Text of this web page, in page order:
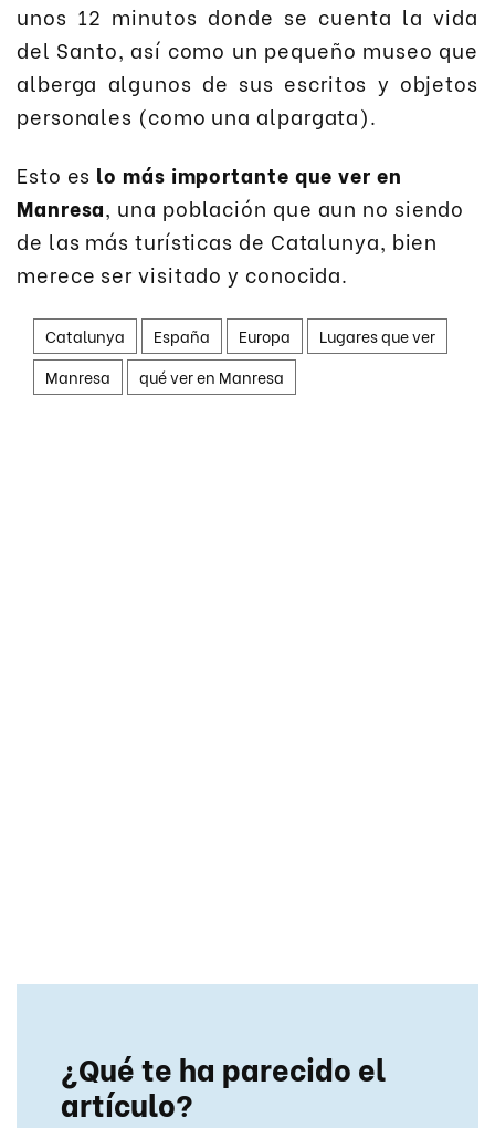
unos 12 minutos donde se cuenta la vida
del Santo, así como un pequeño museo que
alberga algunos de sus escritos y objetos
personales (como una alpargata).
Esto es lo más importante que ver en
Manresa, una población que aun no siendo
de las más turísticas de Catalunya, bien
merece ser visitado y conocida.
Catalunya España Europa
Lugares que ver
Manresa
qué ver en Manresa
¿Qué te ha parecido el
artículo?